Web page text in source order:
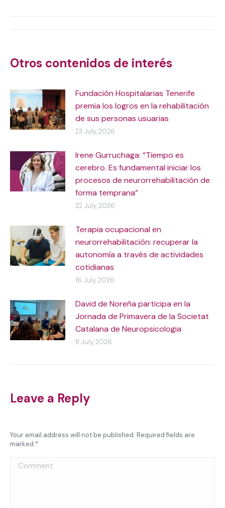
Otros contenidos de interés
Fundación Hospitalarias Tenerife
premia los logros en la rehabilitación
de sus personas usuarias
23 July, 2026
Irene Gurruchaga: “Tiempo es
cerebro. Es fundamental iniciar los
procesos de neurorrehabilitación de
forma temprana”
22 July, 2026
Terapia ocupacional en
neurorrehabilitación: recuperar la
autonomía a través de actividades
cotidianas
16 July, 2026
David de Noreña participa en la
Jornada de Primavera de la Societat
Catalana de Neuropsicologia
8 July, 2026
Leave a Reply
Your email address will not be published. Required fields are
marked *
Comment